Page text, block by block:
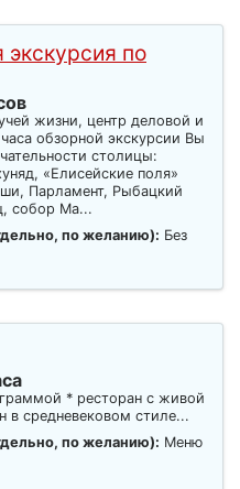
по
жизни, центр деловой и
обзорной экскурсии Вы
столицы:
«Елисейские поля»
Парламент, Рыбацкий
собор Ма...
по желанию): Без
* ресторан с живой
в средневековом стиле...
по желанию): Меню